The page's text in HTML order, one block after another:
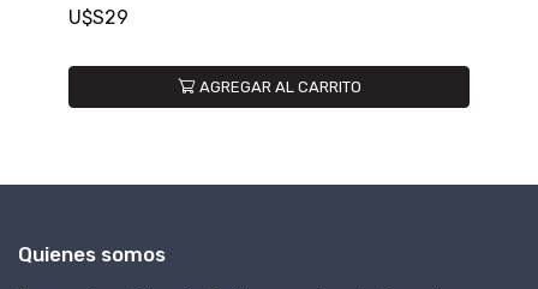
U$S29
AGREGAR AL CARRITO
Quienes somos